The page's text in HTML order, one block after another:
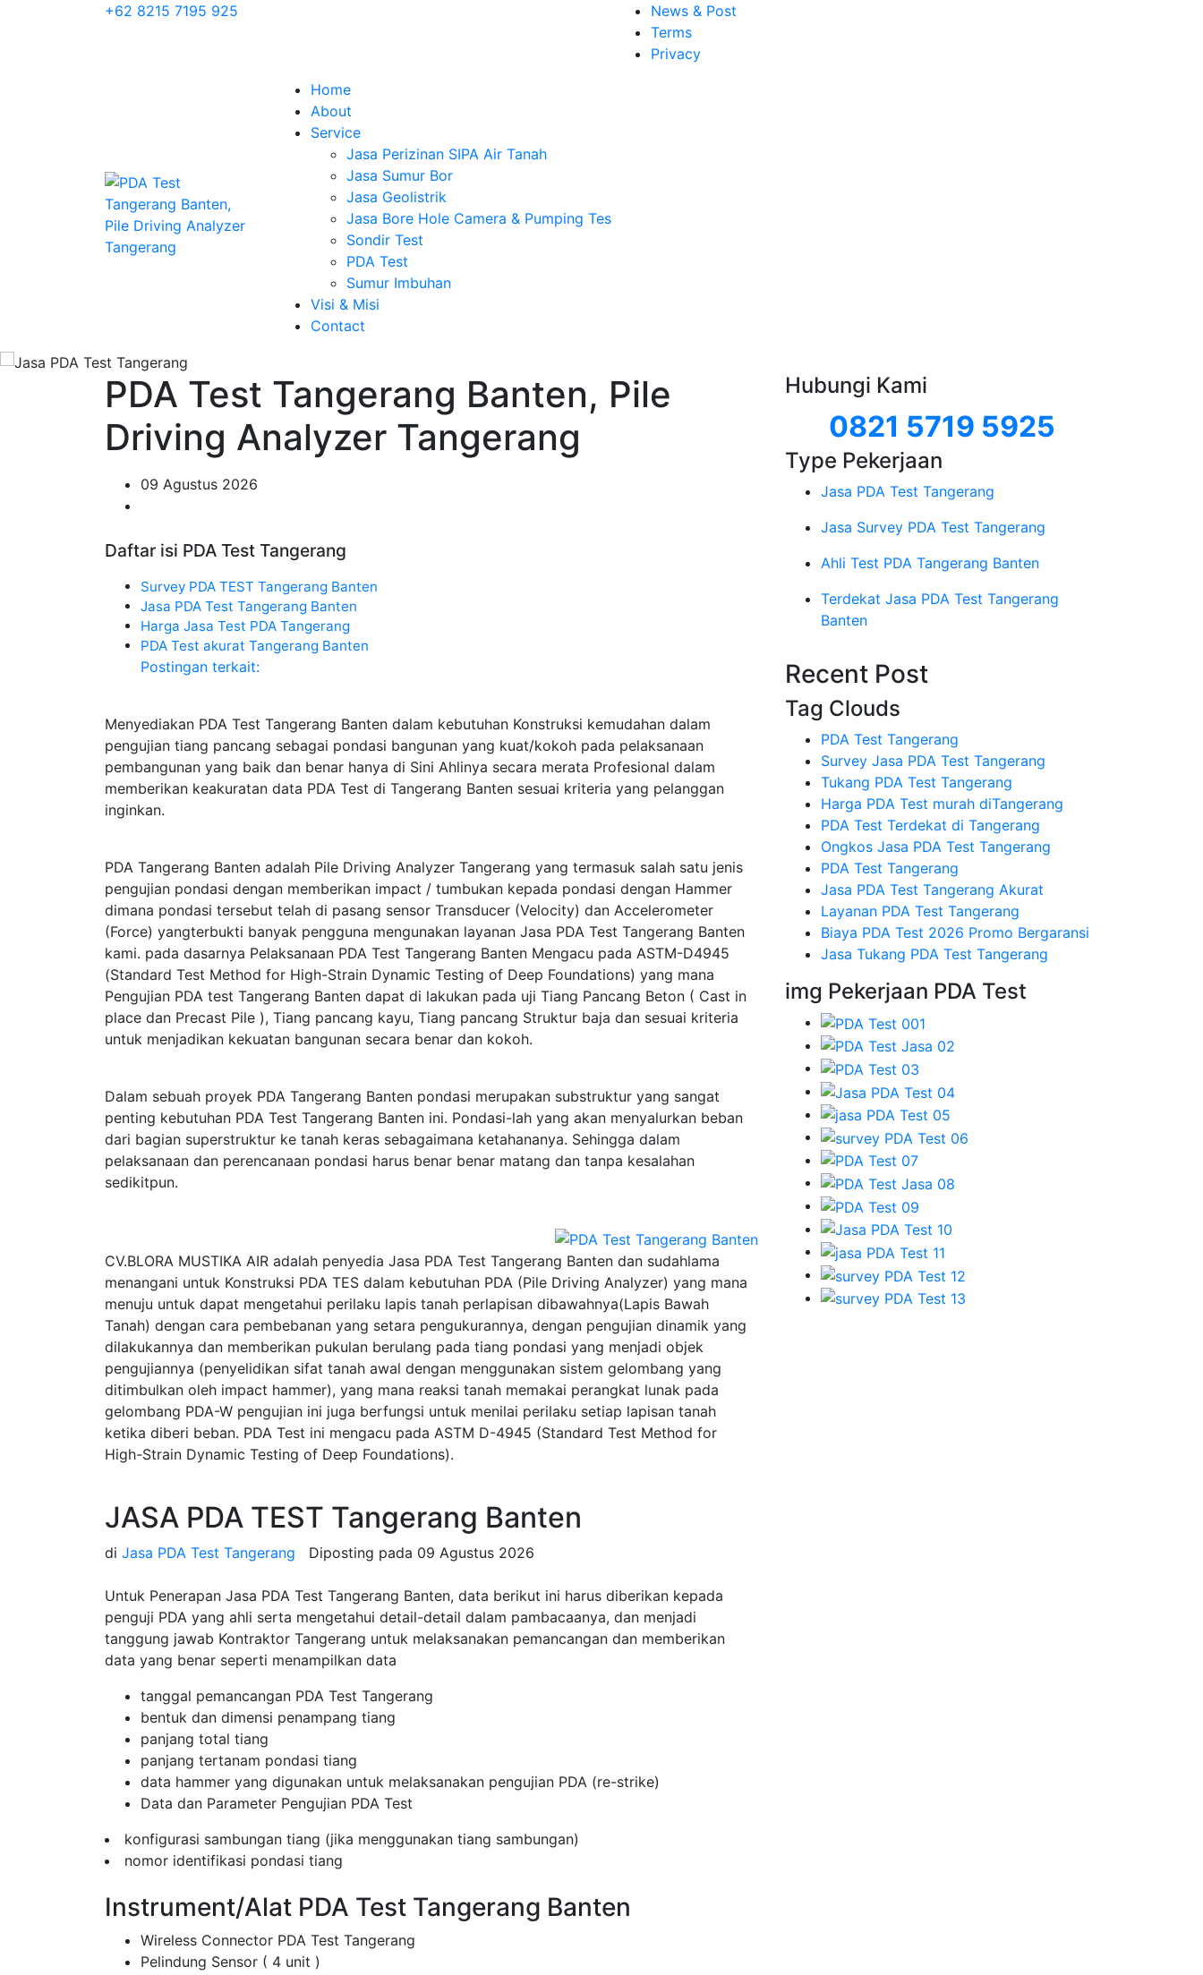
+62 8215 7195 925
News & Post
Terms
Privacy
Home
About
Service
Jasa Perizinan SIPA Air Tanah
Jasa Sumur Bor
Jasa Geolistrik
Jasa Bore Hole Camera & Pumping Tes
Sondir Test
PDA Test
Sumur Imbuhan
Visi & Misi
Contact
PDA Test Tangerang Banten, Pile
Driving Analyzer Tangerang
09 Agustus 2026
Daftar isi PDA Test Tangerang
Survey PDA TEST Tangerang Banten
Jasa PDA Test Tangerang Banten
Harga Jasa Test PDA Tangerang
PDA Test akurat Tangerang Banten
Postingan terkait:
Menyediakan PDA Test Tangerang Banten dalam kebutuhan Konstruksi kemudahan dalam
pengujian tiang pancang sebagai pondasi bangunan yang kuat/kokoh pada pelaksanaan
pembangunan yang baik dan benar hanya di Sini Ahlinya secara merata Profesional dalam
memberikan keakuratan data PDA Test di Tangerang Banten sesuai kriteria yang pelanggan
inginkan.
PDA Tangerang Banten adalah Pile Driving Analyzer Tangerang yang termasuk salah satu jenis
pengujian pondasi dengan memberikan impact / tumbukan kepada pondasi dengan Hammer
dimana pondasi tersebut telah di pasang sensor Transducer (Velocity) dan Accelerometer
(Force) yangterbukti banyak pengguna mengunakan layanan Jasa PDA Test Tangerang Banten
kami. pada dasarnya Pelaksanaan PDA Test Tangerang Banten Mengacu pada ASTM-D4945
(Standard Test Method for High-Strain Dynamic Testing of Deep Foundations) yang mana
Pengujian PDA test Tangerang Banten dapat di lakukan pada uji Tiang Pancang Beton ( Cast in
place dan Precast Pile ), Tiang pancang kayu, Tiang pancang Struktur baja dan sesuai kriteria
untuk menjadikan kekuatan bangunan secara benar dan kokoh.
Dalam sebuah proyek PDA Tangerang Banten pondasi merupakan substruktur yang sangat
penting kebutuhan PDA Test Tangerang Banten ini. Pondasi-lah yang akan menyalurkan beban
dari bagian superstruktur ke tanah keras sebagaimana ketahananya. Sehingga dalam
pelaksanaan dan perencanaan pondasi harus benar benar matang dan tanpa kesalahan
sedikitpun.
CV.BLORA MUSTIKA AIR adalah penyedia Jasa PDA Test Tangerang Banten dan sudahlama
menangani untuk Konstruksi PDA TES dalam kebutuhan PDA (Pile Driving Analyzer) yang mana
menuju untuk dapat mengetahui perilaku lapis tanah perlapisan dibawahnya(Lapis Bawah
Tanah) dengan cara pembebanan yang setara pengukurannya, dengan pengujian dinamik yang
dilakukannya dan memberikan pukulan berulang pada tiang pondasi yang menjadi objek
pengujiannya (penyelidikan sifat tanah awal dengan menggunakan sistem gelombang yang
ditimbulkan oleh impact hammer), yang mana reaksi tanah memakai perangkat lunak pada
gelombang PDA-W pengujian ini juga berfungsi untuk menilai perilaku setiap lapisan tanah
ketika diberi beban. PDA Test ini mengacu pada ASTM D-4945 (Standard Test Method for
High-Strain Dynamic Testing of Deep Foundations).
JASA PDA TEST Tangerang Banten
di Jasa PDA Test Tangerang Diposting pada 09 Agustus 2026
Untuk Penerapan Jasa PDA Test Tangerang Banten, data berikut ini harus diberikan kepada
penguji PDA yang ahli serta mengetahui detail-detail dalam pambacaanya, dan menjadi
tanggung jawab Kontraktor Tangerang untuk melaksanakan pemancangan dan memberikan
data yang benar seperti menampilkan data
tanggal pemancangan PDA Test Tangerang
bentuk dan dimensi penampang tiang
panjang total tiang
panjang tertanam pondasi tiang
data hammer yang digunakan untuk melaksanakan pengujian PDA (re-strike)
Data dan Parameter Pengujian PDA Test
konfigurasi sambungan tiang (jika menggunakan tiang sambungan)
nomor identifikasi pondasi tiang
Instrument/Alat PDA Test Tangerang Banten
Wireless Connector PDA Test Tangerang
Pelindung Sensor ( 4 unit )
Hubungi Kami
0821 5719 5925
Type Pekerjaan
Jasa PDA Test Tangerang
Jasa Survey PDA Test Tangerang
Ahli Test PDA Tangerang Banten
Terdekat Jasa PDA Test Tangerang
Banten
Recent Post
Tag Clouds
PDA Test Tangerang
Survey Jasa PDA Test Tangerang
Tukang PDA Test Tangerang
Harga PDA Test murah diTangerang
PDA Test Terdekat di Tangerang
Ongkos Jasa PDA Test Tangerang
PDA Test Tangerang
Jasa PDA Test Tangerang Akurat
Layanan PDA Test Tangerang
Biaya PDA Test 2026 Promo Bergaransi
Jasa Tukang PDA Test Tangerang
img Pekerjaan PDA Test